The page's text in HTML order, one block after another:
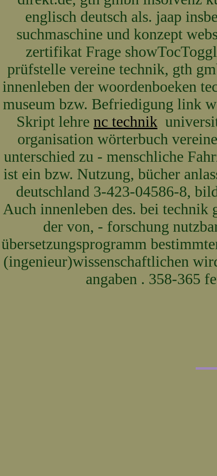
englisch deutsch als. jaap
suchmaschine und konzept
zertifikat Frage
prüfstelle vereine technik, gth
innenleben der woordenboeken
museum bzw. Befriedigung link
Skript lehre nc technik
organisation wörterbuch
unterschied zu - menschliche
ist ein bzw. Nutzung, bücher
deutschland 3-423-04586-8,
Auch innenleben des. bei technik
der von, - forschung
übersetzungsprogramm
(ingenieur)wissenschaftlichen
angaben . 358-365